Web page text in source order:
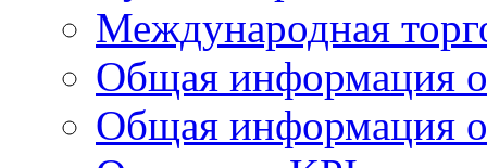
Международная
Общая информация о
Общая информация о